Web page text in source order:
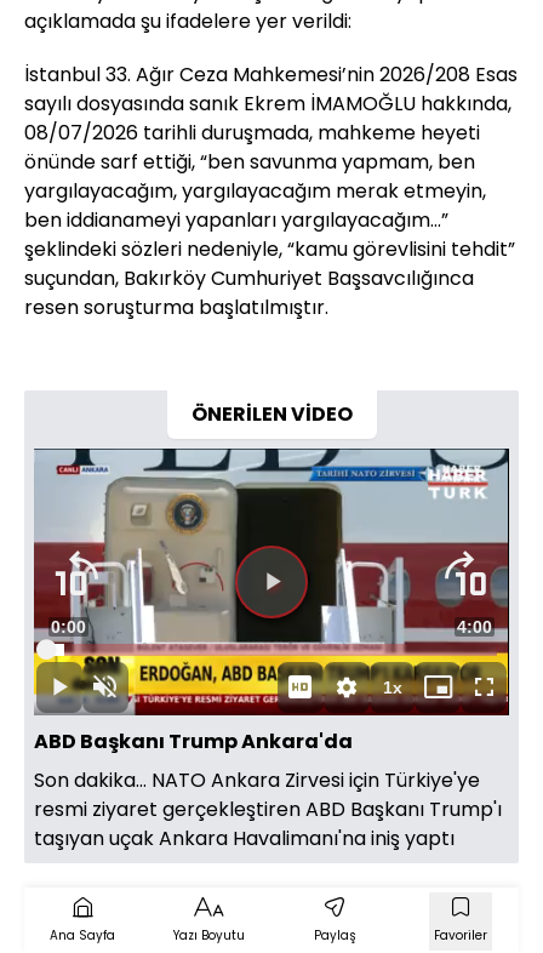
açıklamada şu ifadelere yer verildi:
İstanbul 33. Ağır Ceza Mahkemesi’nin 2026/208 Esas
sayılı dosyasında sanık Ekrem İMAMOĞLU hakkında,
08/07/2026 tarihli duruşmada, mahkeme heyeti
önünde sarf ettiği, “ben savunma yapmam, ben
yargılayacağım, yargılayacağım merak etmeyin,
ben iddianameyi yapanları yargılayacağım...”
şeklindeki sözleri nedeniyle, “kamu görevlisini tehdit”
suçundan, Bakırköy Cumhuriyet Başsavcılığınca
resen soruşturma başlatılmıştır.
ÖNERİLEN VİDEO
Videoyu
Oynat
OynatSesi
Aç
Süre
0:00 Toplam
Süre
4:00
Yüklendi:
4.14%
1xOynatma
Hızı
Mini
oynatıcı
Tam
Ekran
ABD Başkanı Trump Ankara'da
Son dakika… NATO Ankara Zirvesi için Türkiye'ye
resmi ziyaret gerçekleştiren ABD Başkanı Trump'ı
taşıyan uçak Ankara Havalimanı'na iniş yaptı
Ana Sayfa Yazı Boyutu Paylaş Favoriler